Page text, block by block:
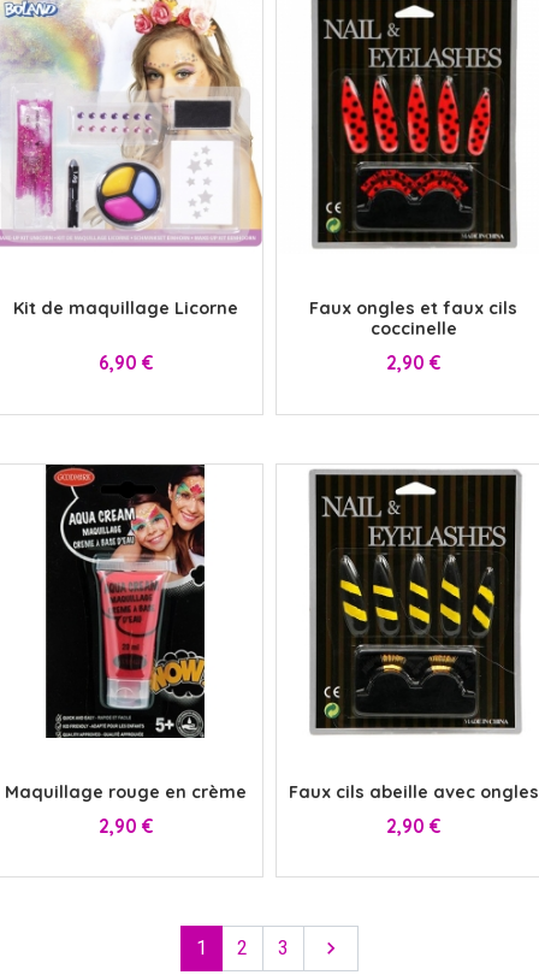
Kit de maquillage Licorne
Prix
6,90 €
Faux ongles et faux cils
coccinelle
Prix
2,90 €
Maquillage rouge en crème
Prix
2,90 €
Faux cils abeille avec ongles
Prix
2,90 €
1 2 3 Suivant
